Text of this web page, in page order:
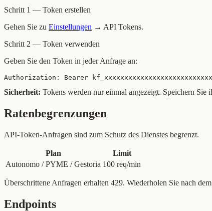
Schritt 1 — Token erstellen
Gehen Sie zu Einstellungen → API Tokens.
Schritt 2 — Token verwenden
Geben Sie den Token in jeder Anfrage an:
Authorization: Bearer
Sicherheit: Tokens werden nur einmal angezeigt. Speichern
Ratenbegrenzungen
API-Token-Anfragen sind zum Schutz des Dienstes begrenzt.
Plan
Limit
Autonomo / PYME / Gestoria 100 req/min
Überschrittene Anfragen erhalten 429. Wiederholen Sie nach
Endpoints